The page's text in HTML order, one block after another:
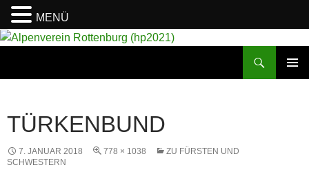
TÜRKENBUND
7. JANUAR 2018 778 × 1038
ZU FÜRSTEN UND
SCHWESTERN
MENÜ